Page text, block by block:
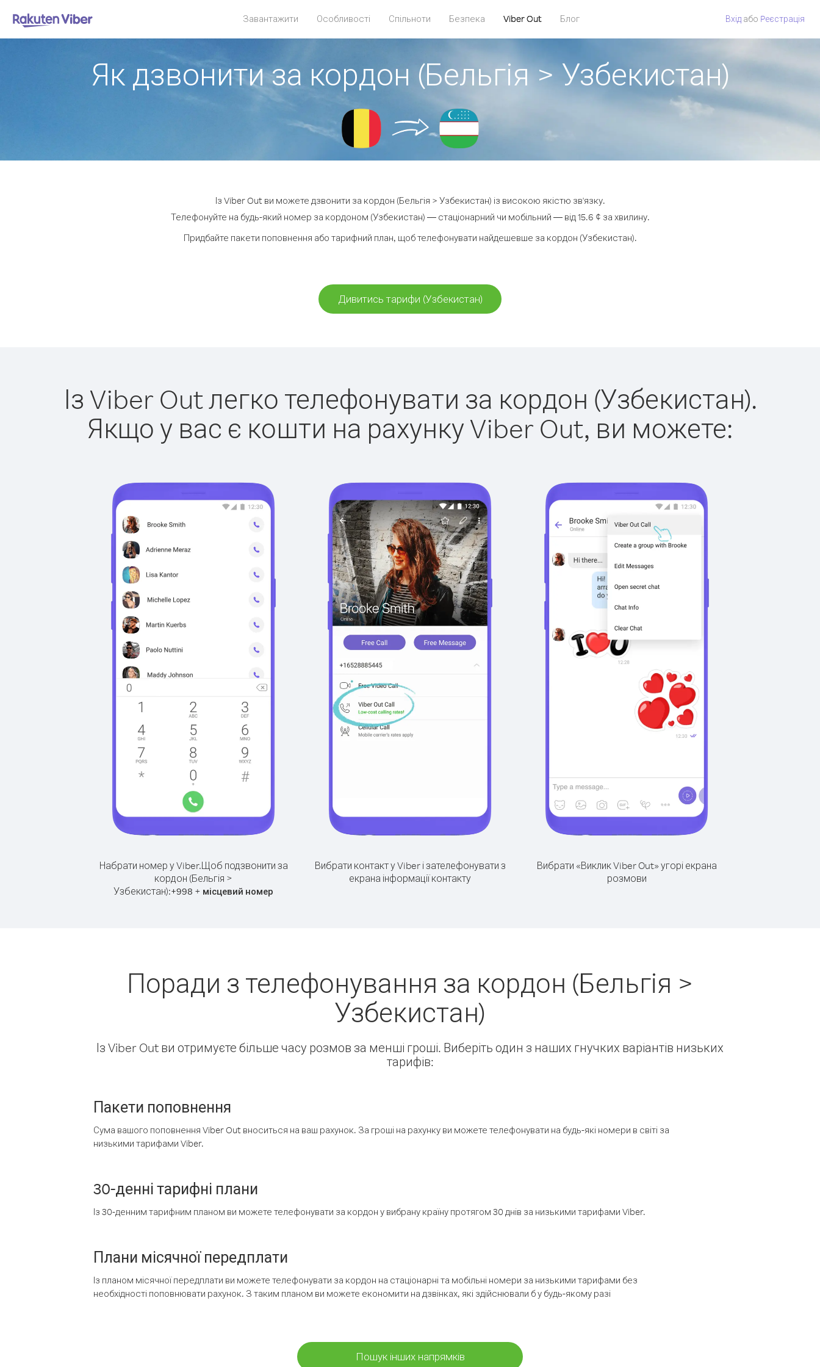
Завантажити Особливості Спільноти Безпека Viber Out Блог Вхід або Pеєстрація
Як дзвонити за кордон (Бельгія > Узбекистан)
Із Viber Out ви можете дзвонити за кордон (Бельгія > Узбекистан) із високою якістю зв'язку.
Телефонуйте на будь-який номер за кордоном (Узбекистан) — стаціонарний чи мобільний — від 15.6 ¢ за хвилину.
Придбайте пакети поповнення або тарифний план, щоб телефонувати найдешевше за кордон (Узбекистан).
Дивитись тарифи (Узбекистан)
Із Viber Out легко телефонувати за кордон (Узбекистан).
Якщо у вас є кошти на рахунку Viber Out, ви можете:
Набрати номер у Viber.Щоб подзвонити за
кордон (Бельгія >
Узбекистан):+998 + місцевий номер
Вибрати контакт у Viber і зателефонувати з
екрана інформації контакту
Вибрати «Виклик Viber Out» угорі екрана
розмови
Поради з телефонування за кордон (Бельгія >
Узбекистан)
Із Viber Out ви отримуєте більше часу розмов за менші гроші. Виберіть один з наших гнучких варіантів низьких
тарифів:
Пакети поповнення
Сума вашого поповнення Viber Out вноситься на ваш рахунок. За гроші на рахунку ви можете телефонувати на будь-які номери в світі за
низькими тарифами Viber.
30-денні тарифні плани
Із 30-денним тарифним планом ви можете телефонувати за кордон у вибрану країну протягом 30 днів за низькими тарифами Viber.
Плани місячної передплати
Із планом місячної передплати ви можете телефонувати за кордон на стаціонарні та мобільні номери за низькими тарифами без
необхідності поповнювати рахунок. З таким планом ви можете економити на дзвінках, які здійснювали б у будь-якому разі
Пошук інших напрямків